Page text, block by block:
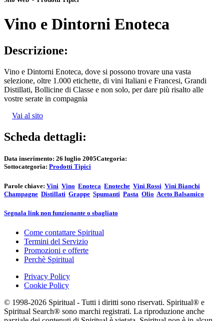
Vino e Dintorni Enoteca
Descrizione:
Vino e Dintorni Enoteca, dove si possono trovare una vasta
selezione, oltre 1.000 etichette, di vini Italiani e Francesi, Grandi
Distillati, Bollicine di Classe e non solo, per dare più risalto alle
vostre serate in compagnia
Vai al sito
Scheda dettagli:
Data inserimento: 26 luglio 2005Categoria:
Sottocategoria: Prodotti Tipici
Parole chiave: Vini Vino Enoteca Enoteche Vini Rossi Vini Bianchi
Champagne Distillati Grappe Spumanti Pasta Olio Aceto Balsamico
Segnala link non funzionante o sbagliato
Come contattare Spiritual
Termini del Servizio
Promozioni e offerte
Perchè Spiritual
Privacy Policy
Cookie Policy
© 1998-2026 Spiritual - Tutti i diritti sono riservati. Spiritual® e
Spiritual Search® sono marchi registrati. La riproduzione anche